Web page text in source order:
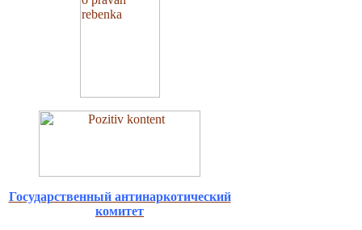
Государственный антинаркотический
комитет